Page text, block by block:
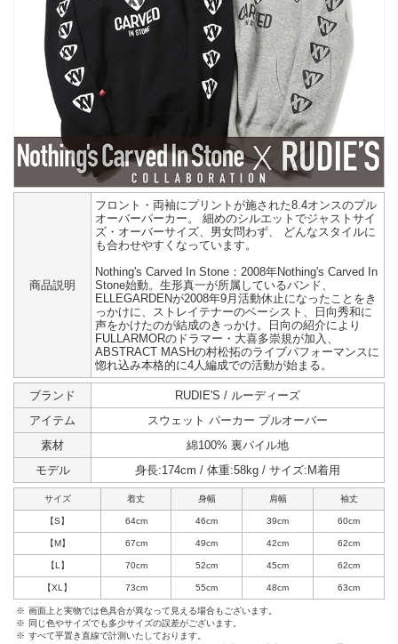
商品説明
フロント・両袖にプリントが施された8.4オンスのプル
オーバーパーカー。 細めのシルエットでジャストサイ
ズ・オーバーサイズ、男女問わず、 どんなスタイルに
も合わせやすくなっています。
Nothing's Carved In Stone：2008年Nothing's Carved In
Stone始動。生形真一が所属しているバンド、
ELLEGARDENが2008年9月活動休止になったことをき
っかけに、ストレイテナーのベーシスト、日向秀和に
声をかけたのが結成のきっかけ。日向の紹介により
FULLARMORのドラマー・大喜多崇規が加入、
ABSTRACT MASHの村松拓のライブパフォーマンスに
惚れ込み本格的に4人編成での活動が始まる。
ブランド
RUDIE'S / ルーディーズ
アイテム
スウェット パーカー プルオーバー
素材
綿100% 裏パイル地
モデル
身長:174cm / 体重:58kg / サイズ:M着用
サイズ 着丈 身幅 肩幅 袖丈
【S】 64cm 46cm 39cm 60cm
【M】 67cm 49cm 42cm 62cm
【L】 70cm 52cm 45cm 62cm
【XL】 73cm 55cm 48cm 63cm
※ 画面上と実物では色具合が異なって見える場合もございます。
※
同じ色やサイズでも多少サイズの誤差がございます。
※ すべて平置き直線で計測いたしております。